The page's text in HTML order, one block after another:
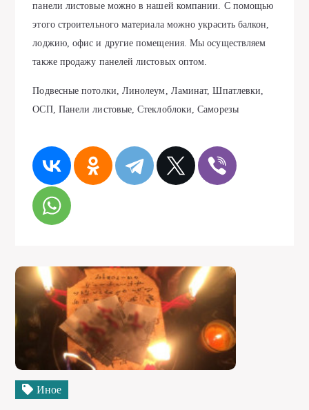
панели листовые можно в нашей компании. С помощью
этого строительного материала можно украсить балкон,
лоджию, офис и другие помещения. Мы осуществляем
также продажу панелей листовых оптом.
Подвесные потолки, Линолеум, Ламинат, Шпатлевки,
ОСП, Панели листовые, Стеклоблоки, Саморезы
Иное